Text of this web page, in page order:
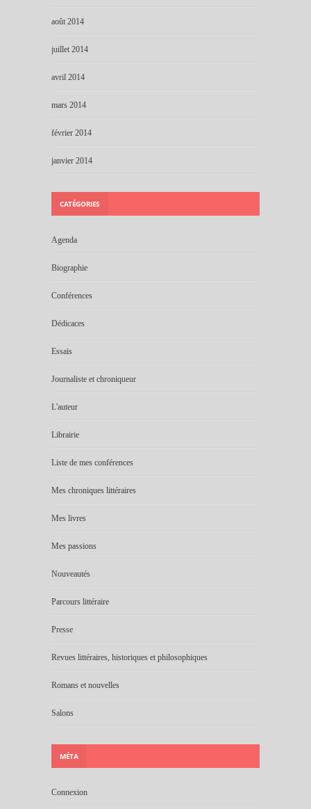
août 2014
juillet 2014
avril 2014
mars 2014
février 2014
janvier 2014
CATÉGORIES
Agenda
Biographie
Conférences
Dédicaces
Essais
Journaliste et chroniqueur
L'auteur
Librairie
Liste de mes conférences
Mes chroniques littéraires
Mes livres
Mes passions
Nouveautés
Parcours littéraire
Presse
Revues littéraires, historiques et philosophiques
Romans et nouvelles
Salons
MÉTA
Connexion